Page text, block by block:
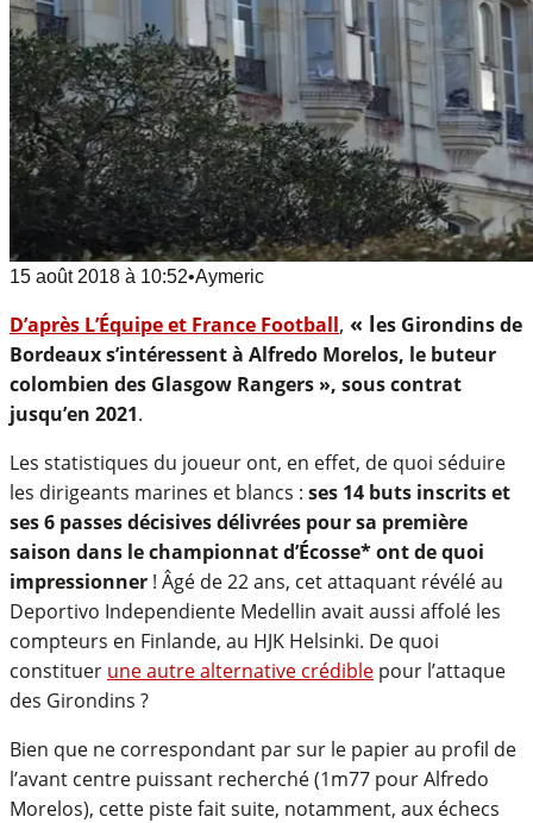
15 août 2018 à 10:52•Aymeric
D’après L’Équipe et France Football, « les Girondins de
Bordeaux s’intéressent à Alfredo Morelos, le buteur
colombien des Glasgow Rangers », sous contrat
jusqu’en 2021.
Les statistiques du joueur ont, en effet, de quoi séduire
les dirigeants marines et blancs : ses 14 buts inscrits et
ses 6 passes décisives délivrées pour sa première
saison dans le championnat d’Écosse* ont de quoi
impressionner ! Âgé de 22 ans, cet attaquant révélé au
Deportivo Independiente Medellin avait aussi affolé les
compteurs en Finlande, au HJK Helsinki. De quoi
constituer une autre alternative crédible pour l’attaque
des Girondins ?
Bien que ne correspondant par sur le papier au profil de
l’avant centre puissant recherché (1m77 pour Alfredo
Morelos), cette piste fait suite, notamment, aux échecs